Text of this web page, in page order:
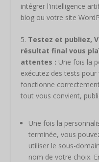
intégrer l'intelligence
blog ou votre site
5. Testez et publiez,
résultat final vous
attentes : Une fois la
exécutez des tests
fonctionne
tout vous convient,
Une fois la
terminée, vous
utiliser le sous-
nom de votre choix.